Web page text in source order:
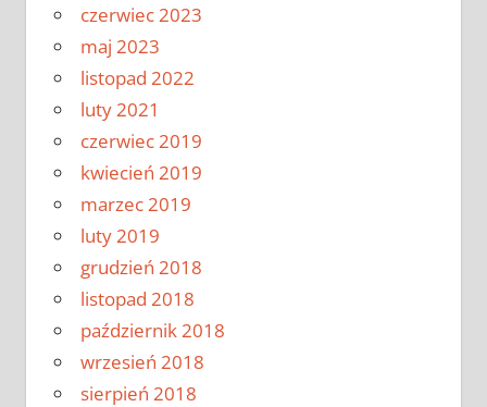
czerwiec 2023
maj 2023
listopad 2022
luty 2021
czerwiec 2019
kwiecień 2019
marzec 2019
luty 2019
grudzień 2018
listopad 2018
październik 2018
wrzesień 2018
sierpień 2018